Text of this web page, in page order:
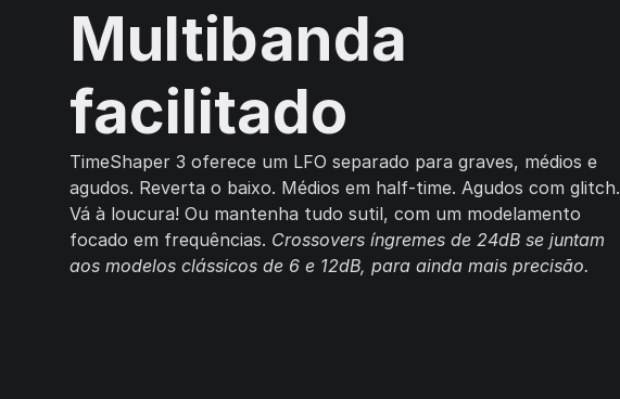
Multibanda
facilitado
TimeShaper 3 oferece um LFO separado para graves, médios e
agudos. Reverta o baixo. Médios em half-time. Agudos com glitch.
Vá à loucura! Ou mantenha tudo sutil, com um modelamento
focado em frequências. Crossovers íngremes de 24dB se juntam
aos modelos clássicos de 6 e 12dB, para ainda mais precisão.